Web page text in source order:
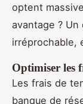
optent
avantage ?
irréprochable,
Optimiser les
Les frais de
banque de